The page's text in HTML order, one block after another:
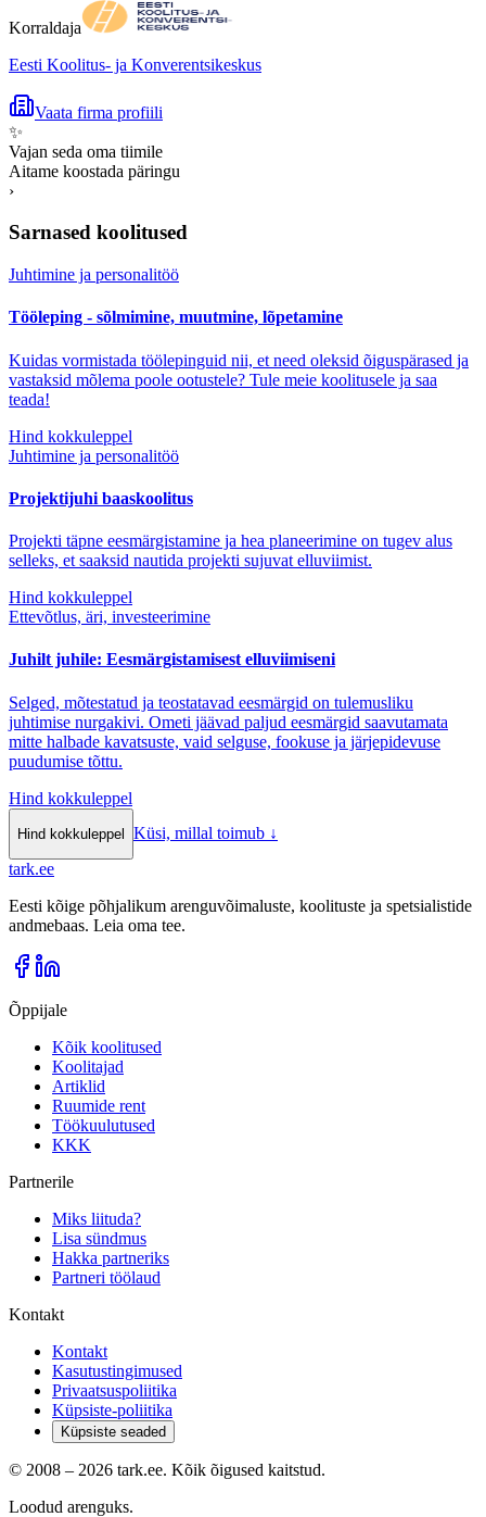
Korraldaja
Eesti Koolitus- ja Konverentsikeskus
Vaata firma profiili
✨
Vajan seda oma tiimile
Aitame koostada päringu
›
Sarnased koolitused
Juhtimine ja personalitöö
Tööleping - sõlmimine, muutmine, lõpetamine
Kuidas vormistada töölepinguid nii, et need oleksid õiguspärased ja
vastaksid mõlema poole ootustele? Tule meie koolitusele ja saa
teada!
Hind kokkuleppel
Juhtimine ja personalitöö
Projektijuhi baaskoolitus
Projekti täpne eesmärgistamine ja hea planeerimine on tugev alus
selleks, et saaksid nautida projekti sujuvat elluviimist.
Hind kokkuleppel
Ettevõtlus, äri, investeerimine
Juhilt juhile: Eesmärgistamisest elluviimiseni
Selged, mõtestatud ja teostatavad eesmärgid on tulemusliku
juhtimise nurgakivi. Ometi jäävad paljud eesmärgid saavutamata
mitte halbade kavatsuste, vaid selguse, fookuse ja järjepidevuse
puudumise tõttu.
Hind kokkuleppel
Hind kokkuleppel Küsi, millal toimub ↓
tark.ee
Eesti kõige põhjalikum arenguvõimaluste, koolituste ja spetsialistide
andmebaas. Leia oma tee.
Õppijale
Kõik koolitused
Koolitajad
Artiklid
Ruumide rent
Töökuulutused
KKK
Partnerile
Miks liituda?
Lisa sündmus
Hakka partneriks
Partneri töölaud
Kontakt
Kontakt
Kasutustingimused
Privaatsuspoliitika
Küpsiste-poliitika
Küpsiste seaded
© 2008 – 2026 tark.ee. Kõik õigused kaitstud.
Loodud arenguks.